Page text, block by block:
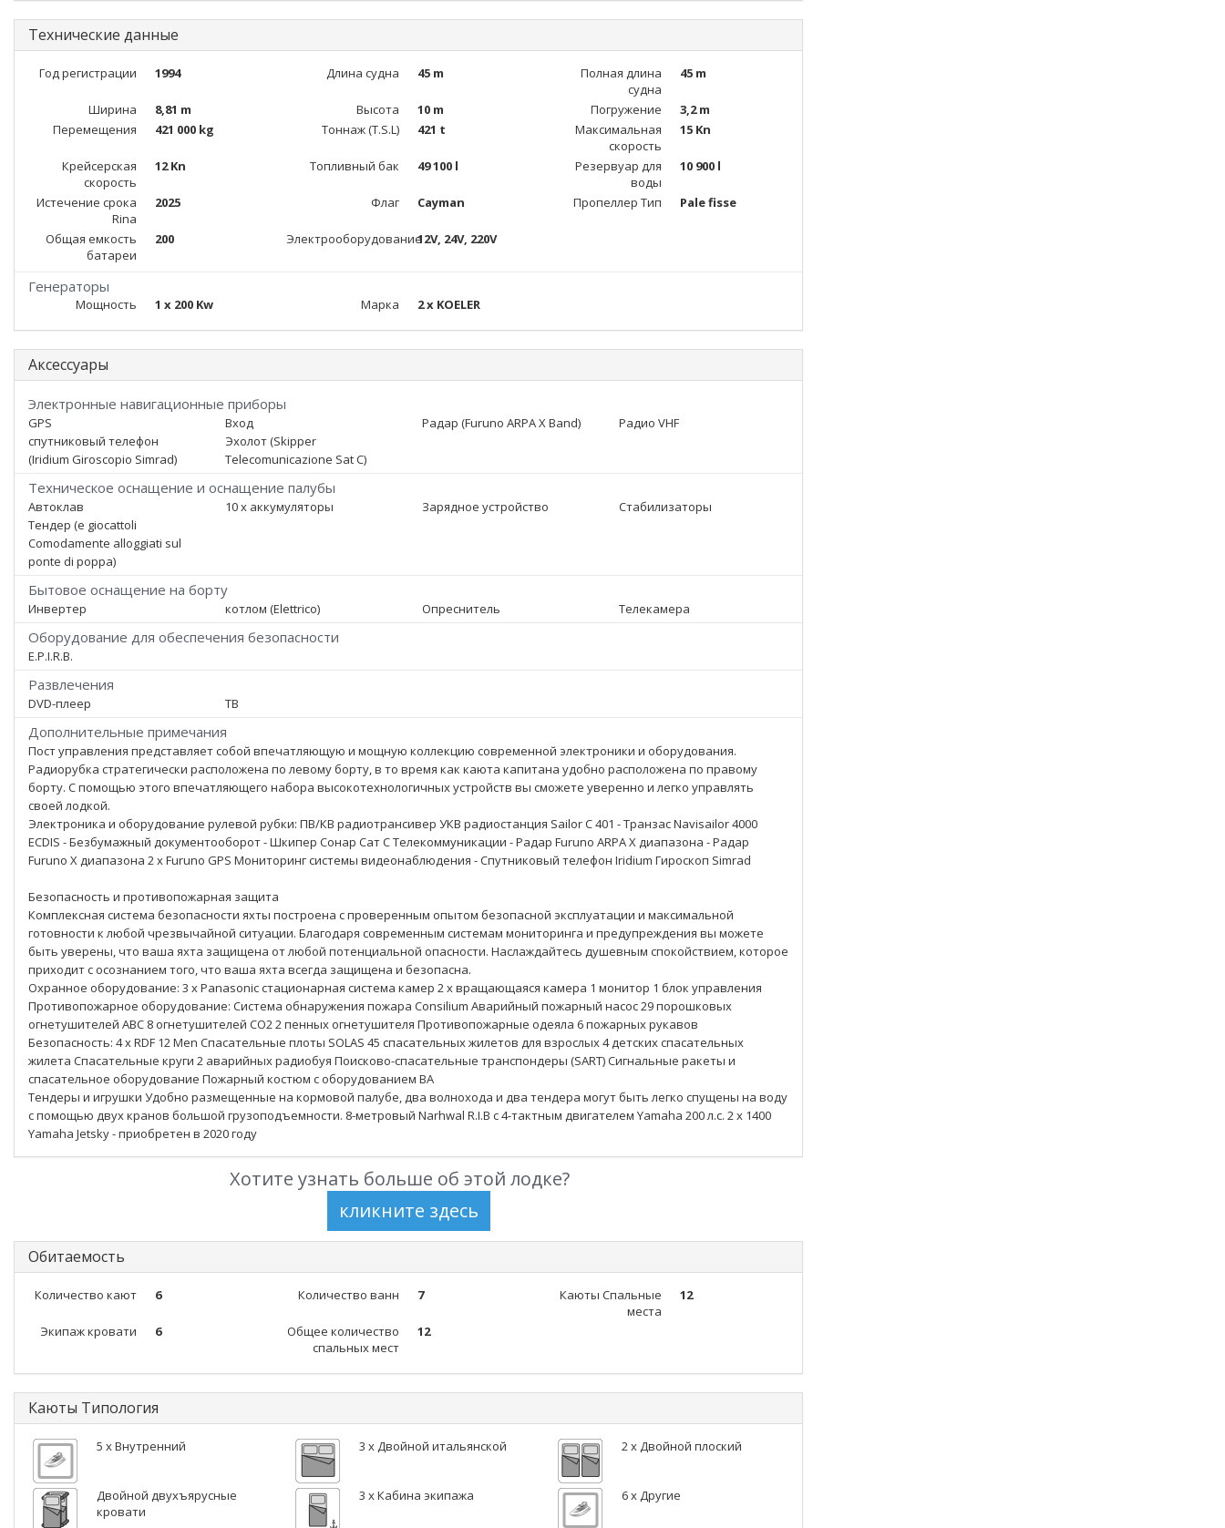
Технические данные
Год регистрации 1994 Длина судна 45 m
Полная длина
судна
45 m
Ширина 8,81 m Высота 10 m Погружение
3,2 m
Перемещения
421 000 kg Тоннаж (T.S.L) 421 t
Максимальная
скорость
15 Kn
Крейсерская
скорость
12 Kn Топливный бак 49 100 l
Резервуар для
воды
10 900 l
Истечение срока
Rina
2025 Флаг Cayman Пропеллер Тип Pale fisse
Общая емкость
батареи
200 Электрооборудование12V, 24V, 220V
Генераторы
Мощность 1 x 200 Kw Марка 2 x KOELER
Аксессуары
Электронные навигационные приборы
GPS Вход Радар (Furuno ARPA X Band)
Радио VHF
спутниковый телефон
(Iridium Giroscopio Simrad)
Эхолот (Skipper
Telecomunicazione Sat C)
Техническое оснащение и оснащение палубы
Автоклав 10 x аккумуляторы Зарядное устройство
Стабилизаторы
Тендер (e giocattoli
Comodamente alloggiati sul
ponte di poppa)
Бытовое оснащение на борту
Инвертер котлом (Elettrico) Опреснитель Телекамера
Оборудование для обеспечения безопасности
E.P.I.R.B.
Развлечения
DVD-плеер ТВ
Дополнительные примечания
Пост управления представляет собой впечатляющую и мощную коллекцию современной электроники и оборудования.
Радиорубка стратегически расположена по левому борту, в то время как каюта капитана удобно расположена по правому
борту. С помощью этого впечатляющего набора высокотехнологичных устройств вы сможете уверенно и легко управлять
своей лодкой.
Электроника и оборудование рулевой рубки: ПВ/КВ радиотрансивер УКВ радиостанция Sailor C 401 - Транзас Navisailor 4000
ECDIS - Безбумажный документооборот - Шкипер Сонар Сат C Телекоммуникации - Радар Furuno ARPA X диапазона - Радар
Furuno X диапазона 2 x Furuno GPS Мониторинг системы видеонаблюдения - Спутниковый телефон Iridium Гироскоп Simrad
Безопасность и противопожарная защита
Комплексная система безопасности яхты построена с проверенным опытом безопасной эксплуатации и максимальной
готовности к любой чрезвычайной ситуации. Благодаря современным системам мониторинга и предупреждения вы можете
быть уверены, что ваша яхта защищена от любой потенциальной опасности. Наслаждайтесь душевным спокойствием, которое
приходит с осознанием того, что ваша яхта всегда защищена и безопасна.
Охранное оборудование: 3 x Panasonic стационарная система камер 2 x вращающаяся камера 1 монитор 1 блок управления
Противопожарное оборудование: Система обнаружения пожара Consilium Аварийный пожарный насос 29 порошковых
огнетушителей ABC 8 огнетушителей CO2 2 пенных огнетушителя Противопожарные одеяла 6 пожарных рукавов
Безопасность: 4 x RDF 12 Men Спасательные плоты SOLAS 45 спасательных жилетов для взрослых 4 детских спасательных
жилета Спасательные круги 2 аварийных радиобуя Поисково-спасательные транспондеры (SART) Сигнальные ракеты и
спасательное оборудование Пожарный костюм с оборудованием BA
Тендеры и игрушки Удобно размещенные на кормовой палубе, два волнохода и два тендера могут быть легко спущены на воду
с помощью двух кранов большой грузоподъемности. 8-метровый Narhwal R.I.B с 4-тактным двигателем Yamaha 200 л.с. 2 x 1400
Yamaha Jetsky - приобретен в 2020 году
Хотите узнать больше об этой лодке?
Обитаемость
Количество кают 6 Количество ванн 7
Каюты Спальные
места
12
Экипаж кровати 6
Общее количество
спальных мест
12
Каюты Типология
5 x Внутренний 3 x Двойной итальянской 2 x Двойной плоский
Двойной двухъярусные
кровати
3 x Кабина экипажа 6 x Другие